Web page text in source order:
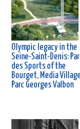
Olympic legacy in the
Seine-Saint-Denis:
des Sports of the
Bourget, Media
Parc Georges Valbon